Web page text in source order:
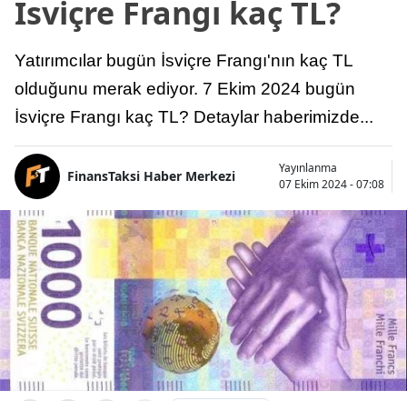
İsviçre Frangı kaç TL?
Yatırımcılar bugün İsviçre Frangı'nın kaç TL
olduğunu merak ediyor. 7 Ekim 2024 bugün
İsviçre Frangı kaç TL? Detaylar haberimizde...
FinansTaksi Haber Merkezi
Yayınlanma
07 Ekim 2024 - 07:08